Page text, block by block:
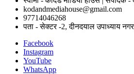
kodandmediahouse@gmail.com
97714046268
पता - सेक्टर -2, दीनदयाल उपाध्याय
Facebook
Instagram
YouTube
WhatsApp